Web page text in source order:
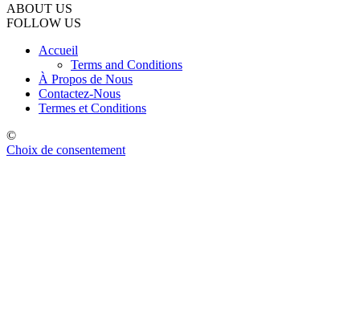
ABOUT US
FOLLOW US
Accueil
Terms and Conditions
À Propos de Nous
Contactez-Nous
Termes et Conditions
©
Choix de consentement